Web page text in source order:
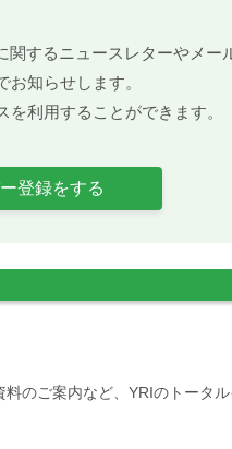
するニュースレターやメ
知らせします。
利用することができます。
登録をする
のご案内など、YRIのトータ